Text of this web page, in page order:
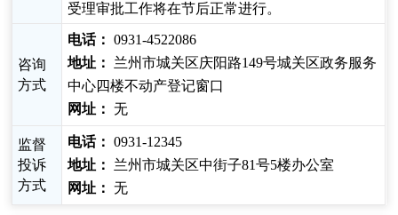
受理审批工作将在节后正常进行。
咨询
方式
电话： 0931-4522086
地址：
兰州市城关区庆阳路149号城关区政务服务
中心四楼不动产登记窗口
网址： 无
监督
投诉
方式
电话： 0931-12345
地址：
兰州市城关区中街子81号5楼办公室
网址： 无